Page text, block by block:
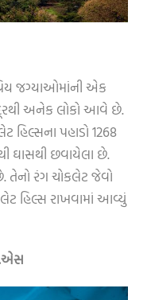
જગ્યાઓમાંની એક
અનેક લોકો આવે છે.
હિલ્સના પહાડો 1268
ઘાસથી છવાયેલા છે.
તેનો રંગ ચોકલેટ જેવો
હિલ્સ રાખવામાં આવ્યું